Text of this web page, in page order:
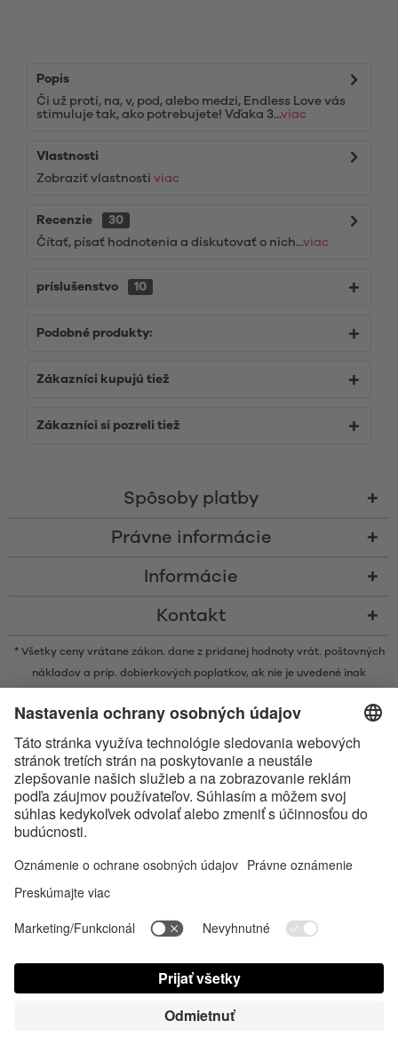
Popis
Či už proti, na, v, pod, alebo medzi, Endless Love vás
stimuluje tak, ako potrebujete! Vďaka 3...viac
Vlastnosti
Zobraziť vlastnosti viac
Recenzie
30
Čítať, písať hodnotenia a diskutovať o nich...viac
príslušenstvo 10
Podobné produkty:
Zákazníci kupujú tiež
Zákazníci si pozreli tiež
Spôsoby platby
Právne informácie
Informácie
Kontakt
* Všetky ceny vrátane zákon. dane z pridanej hodnoty vrát. poštovných
nákladov a príp. dobierkových poplatkov, ak nie je uvedené inak
spoločnosť Bluetooth SIG, Inc. a akékoľvek používanie takýchto značiek
spoločnosťou Satisfyer GmbH podlieha licencií.
Označenie Apple, logo spoločnosti Apple a Apple Watch sú ochrannými
známkami spoločnosti Apple Inc. Google Play a logo Google Play sú
ochranné známky spoločnosti Google LLC.
Accessibility Contact us today
Nastavenie súborov cookies FAQ